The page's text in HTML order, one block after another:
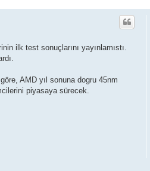
ilk test sonuçlarını yayınlamıstı.
AMD yıl sonuna dogru 45nm
piyasaya sürecek.